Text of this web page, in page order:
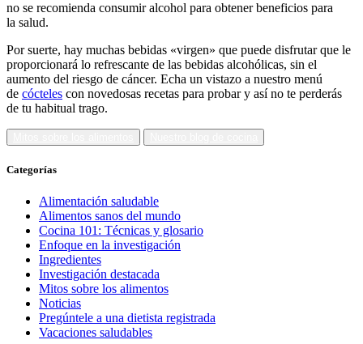
no se recomienda consumir alcohol para obtener beneficios para
la salud.
Por suerte, hay muchas bebidas «virgen» que puede disfrutar que le
proporcionará lo refrescante de las bebidas alcohólicas, sin el
aumento del riesgo de cáncer. Echa un vistazo a nuestro menú
de cócteles con novedosas recetas para probar y así no te perderás
de tu habitual trago.
Categorías
Alimentación saludable
Alimentos sanos del mundo
Cocina 101: Técnicas y glosario
Enfoque en la investigación
Ingredientes
Investigación destacada
Mitos sobre los alimentos
Noticias
Pregúntele a una dietista registrada
Vacaciones saludables